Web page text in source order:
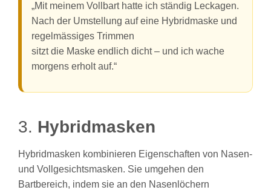
„Mit meinem Vollbart hatte ich ständig Leckagen.
Nach der Umstellung auf eine Hybridmaske und
regelmässiges Trimmen
sitzt die Maske endlich dicht – und ich wache
morgens erholt auf.“
3. Hybridmasken
Hybridmasken kombinieren Eigenschaften von Nasen-
und Vollgesichtsmasken. Sie umgehen den
Bartbereich, indem sie an den Nasenlöchern